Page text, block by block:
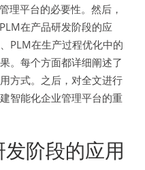
理平台的必要性。然后，
在产品研发阶段的应
PLM在生产过程优化中的
。每个方面都详细阐述了
方式。之后，对全文进行
智能化企业管理平台的重
阶段的应用